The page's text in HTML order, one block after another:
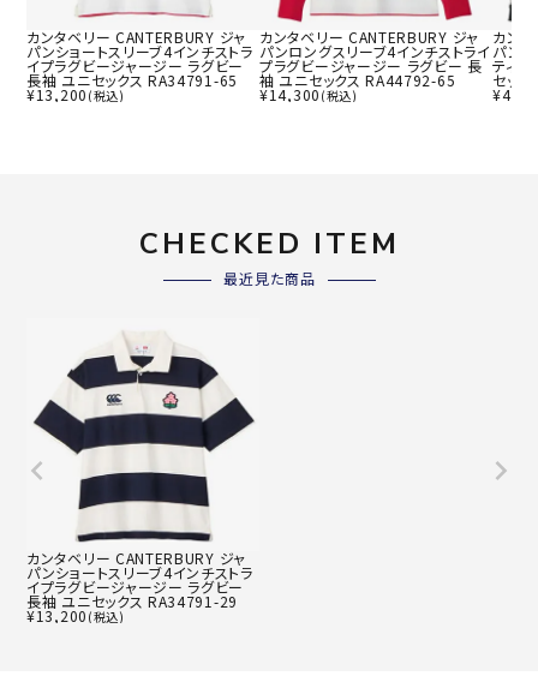
カンタベリー CANTERBURY ジャ
パンショートスリーブ4インチストラ
イプラグビージャージー ラグビー
長袖 ユニセックス RA34791-65
¥13,200 (税込)
カンタベリー CANTERBURY ジャ
パンロングスリーブ4インチストライ
プラグビージャージー ラグビー 長
袖 ユニセックス RA44792-65
¥14,300 (税込)
カン
パン
ティ
セッ
¥
CHECKED ITEM
最近見た商品
カンタベリー CANTERBURY ジャ
パンショートスリーブ4インチストラ
イプラグビージャージー ラグビー
長袖 ユニセックス RA34791-29
¥13,200 (税込)